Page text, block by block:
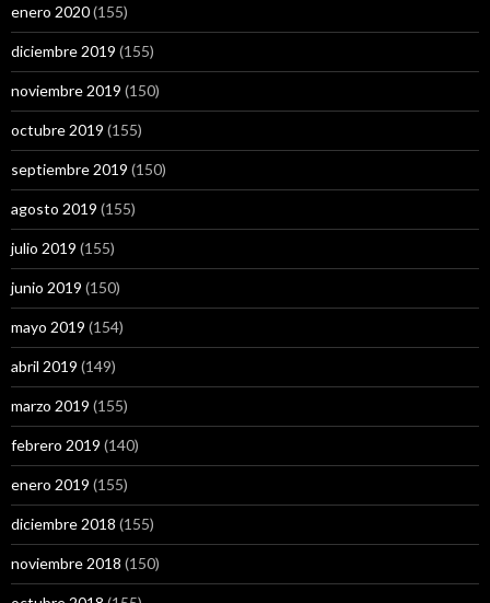
enero 2020(155)
diciembre 2019 (155)
noviembre 2019 (150)
octubre 2019 (155)
septiembre 2019 (150)
agosto 2019 (155)
julio 2019 (155)
junio 2019 (150)
mayo 2019 (154)
abril 2019 (149)
marzo 2019 (155)
febrero 2019 (140)
enero 2019 (155)
diciembre 2018 (155)
noviembre 2018 (150)